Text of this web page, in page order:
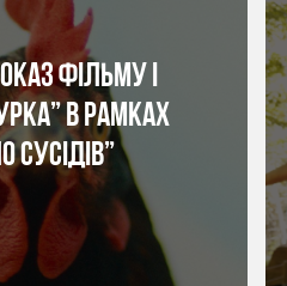
ФІЛЬМУ І
В РАМКАХ
СУСІДІВ”